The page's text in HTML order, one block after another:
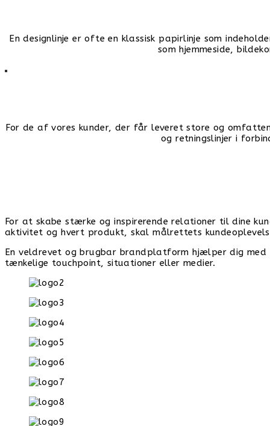
En designlinje er ofte en klassisk papirlinje som
som hjemmeside,
For de af vores kunder, der får leveret store og
og retningslinjer i
For at skabe stærke og inspirerende relationer til dine
aktivitet og hvert produkt, skal målrettets
En veldrevet og brugbar brandplatform hjælper dig
tænkelige touchpoint, situationer eller medier.